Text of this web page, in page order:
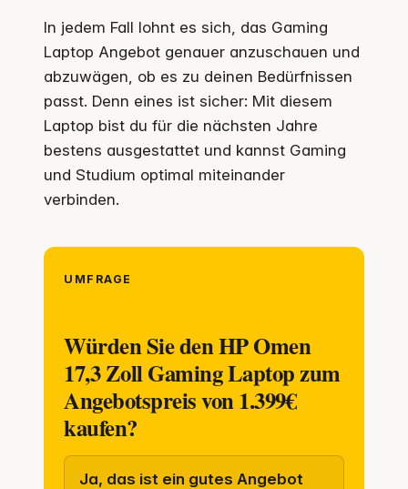
In jedem Fall lohnt es sich, das Gaming
Laptop Angebot genauer anzuschauen und
abzuwägen, ob es zu deinen Bedürfnissen
passt. Denn eines ist sicher: Mit diesem
Laptop bist du für die nächsten Jahre
bestens ausgestattet und kannst Gaming
und Studium optimal miteinander
verbinden.
UMFRAGE
Würden Sie den HP Omen
17,3 Zoll Gaming Laptop zum
Angebotspreis von 1.399€
kaufen?
Ja, das ist ein gutes Angebot